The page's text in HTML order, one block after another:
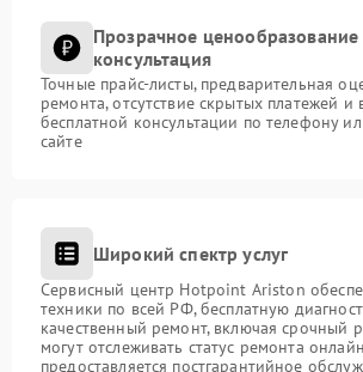
Прозрачное ценообразование
консультация
Точные прайс-листы, предварительная
ремонта, отсутствие скрытых платежей и
бесплатной консультации по телефону
сайте
Широкий спектр услуг
Сервисный центр Hotpoint Ariston
техники по всей РФ, бесплатную
качественный ремонт, включая срочный
могут отслеживать статус ремонта
предоставляется постгарантийное